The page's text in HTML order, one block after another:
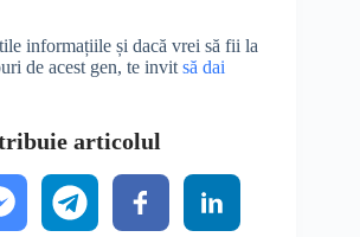
informațiile și dacă vrei să fii la
de acest gen, te invitsă dai
articolul